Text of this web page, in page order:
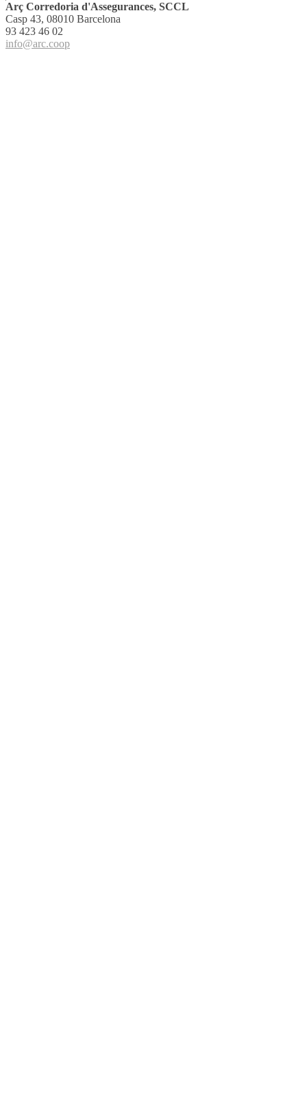
Arç Corredoria d'Assegurances, SCCL
Casp 43, 08010 Barcelona
93 423 46 02
info@arc.coop